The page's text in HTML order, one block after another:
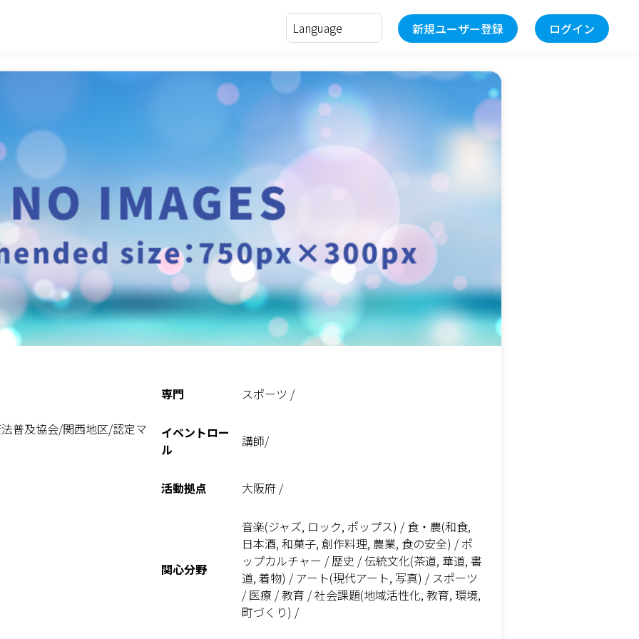
新規ユーザー登録 ログイン
普及協会/関西地区/認定マ
専門 スポーツ /
イベントロー
ル
講師/
活動拠点 大阪府 /
関心分野
音楽(ジャズ, ロック, ポップス) / 食・農(和食,
日本酒, 和菓子, 創作料理, 農業, 食の安全) / ポ
ップカルチャー / 歴史 / 伝統文化(茶道, 華道, 書
道, 着物) / アート(現代アート, 写真) / スポーツ
/ 医療 / 教育 / 社会課題(地域活性化, 教育, 環境,
町づくり) /